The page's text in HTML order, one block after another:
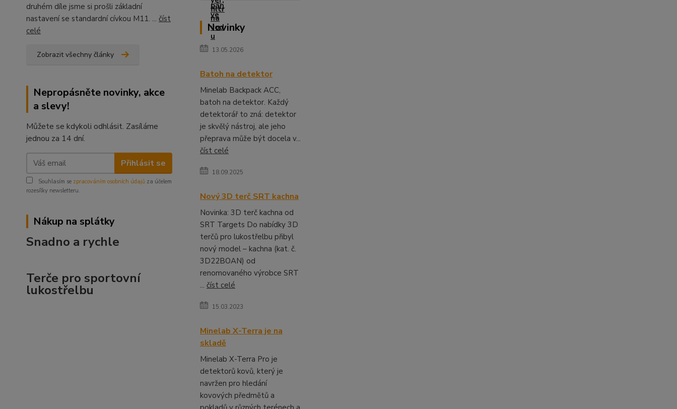
druhém díle jsme si prošli základní
nastavení se standardní cívkou M11. ... číst
celé
Zobrazit všechny články
Nepropásněte novinky, akce
a slevy!
Můžete se kdykoli odhlásit. Zasíláme
jednou za 14 dní.
Přihlásit se
Souhlasím se zpracováním osobních údajů za účelem
rozesílky newsletteru.
Nákup na splátky
Snadno a rychle
Terče pro sportovní
lukostřelbu
Novinky
13.05.2026
Batoh na detektor
Minelab Backpack ACC,
batoh na detektor. Každý
detektorář to zná: detektor
je skvělý nástroj, ale jeho
přeprava může být docela v...
číst celé
18.09.2025
Nový 3D terč SRT kachna
Novinka: 3D terč kachna od
SRT Targets Do nabídky 3D
terčů pro lukostřelbu přibyl
nový model – kachna (kat. č.
3D22BOAN) od
renomovaného výrobce SRT
... číst celé
15.03.2023
Minelab X-Terra je na
skladě
Minelab X-Terra Pro je
detektorů kovů, který je
navržen pro hledání
kovových předmětů a